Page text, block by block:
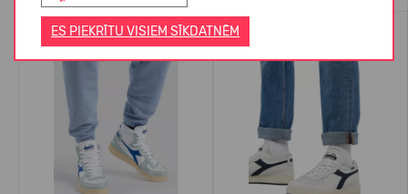
ES PIEKRĪTU VISIEM SĪKDATNĒM
-70% -71%